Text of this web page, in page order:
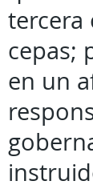
tercera
cepas;
en un